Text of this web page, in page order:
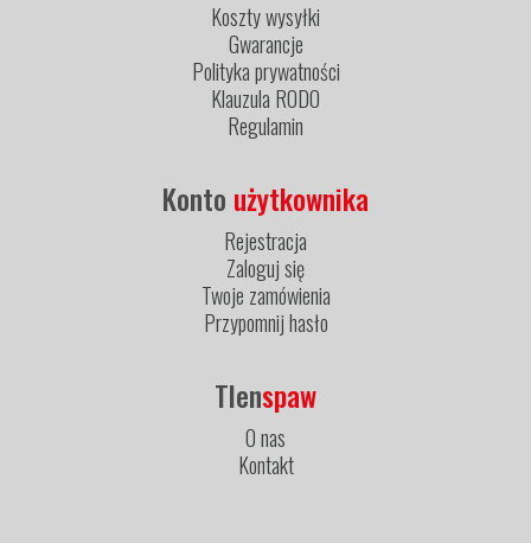
Koszty wysyłki
Gwarancje
Polityka prywatności
Klauzula RODO
Regulamin
Konto użytkownika
Rejestracja
Zaloguj się
Twoje zamówienia
Przypomnij hasło
Tlenspaw
O nas
Kontakt